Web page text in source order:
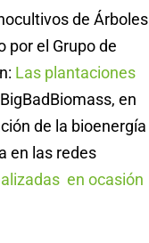
de Árboles
por el Grupo de
Las plantaciones
en
de la bioenergía
en las redes
en ocasión